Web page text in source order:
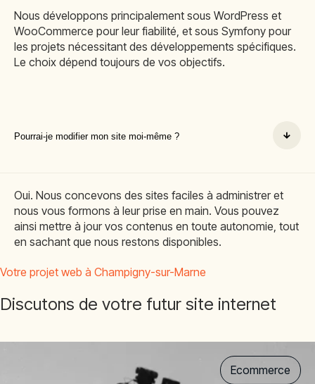
Nous développons principalement sous WordPress et
WooCommerce pour leur fiabilité, et sous Symfony pour
les projets nécessitant des développements spécifiques.
Le choix dépend toujours de vos objectifs.
Pourrai-je modifier mon site moi-même ?
Oui. Nous concevons des sites faciles à administrer et
nous vous formons à leur prise en main. Vous pouvez
ainsi mettre à jour vos contenus en toute autonomie, tout
en sachant que nous restons disponibles.
Votre projet web à Champigny-sur-Marne
Discutons de votre futur site internet
Ecommerce